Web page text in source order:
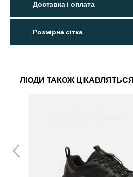
Доставка і оплата
Розмірна сітка
ЛЮДИ ТАКОЖ ЦІКАВЛЯТЬСЯ